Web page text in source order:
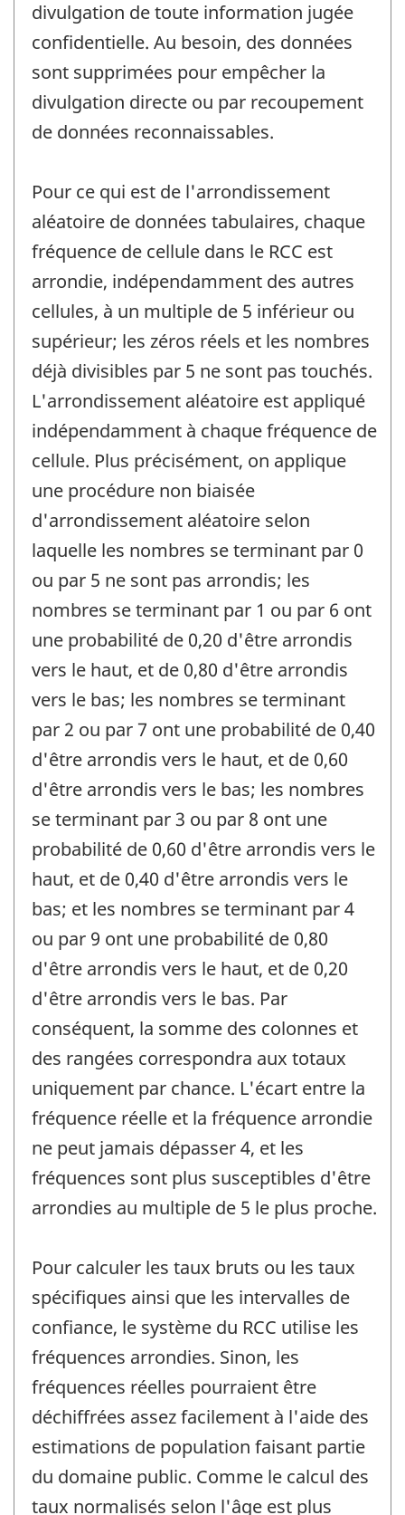
divulgation de toute information jugée
confidentielle. Au besoin, des données
sont supprimées pour empêcher la
divulgation directe ou par recoupement
de données reconnaissables.
Pour ce qui est de l'arrondissement
aléatoire de données tabulaires, chaque
fréquence de cellule dans le RCC est
arrondie, indépendamment des autres
cellules, à un multiple de 5 inférieur ou
supérieur; les zéros réels et les nombres
déjà divisibles par 5 ne sont pas touchés.
L'arrondissement aléatoire est appliqué
indépendamment à chaque fréquence de
cellule. Plus précisément, on applique
une procédure non biaisée
d'arrondissement aléatoire selon
laquelle les nombres se terminant par 0
ou par 5 ne sont pas arrondis; les
nombres se terminant par 1 ou par 6 ont
une probabilité de 0,20 d'être arrondis
vers le haut, et de 0,80 d'être arrondis
vers le bas; les nombres se terminant
par 2 ou par 7 ont une probabilité de 0,40
d'être arrondis vers le haut, et de 0,60
d'être arrondis vers le bas; les nombres
se terminant par 3 ou par 8 ont une
probabilité de 0,60 d'être arrondis vers le
haut, et de 0,40 d'être arrondis vers le
bas; et les nombres se terminant par 4
ou par 9 ont une probabilité de 0,80
d'être arrondis vers le haut, et de 0,20
d'être arrondis vers le bas. Par
conséquent, la somme des colonnes et
des rangées correspondra aux totaux
uniquement par chance. L'écart entre la
fréquence réelle et la fréquence arrondie
ne peut jamais dépasser 4, et les
fréquences sont plus susceptibles d'être
arrondies au multiple de 5 le plus proche.
Pour calculer les taux bruts ou les taux
spécifiques ainsi que les intervalles de
confiance, le système du RCC utilise les
fréquences arrondies. Sinon, les
fréquences réelles pourraient être
déchiffrées assez facilement à l'aide des
estimations de population faisant partie
du domaine public. Comme le calcul des
taux normalisés selon l'âge est plus